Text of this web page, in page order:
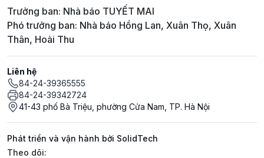
Trưởng ban: Nhà báo TUYẾT MAI
Phó trưởng ban: Nhà báo Hồng Lan, Xuân Thọ, Xuân
Thân, Hoài Thu
Liên hệ
84-24-39365555
84-24-39342724
41-43 phố Bà Triệu, phường Cửa Nam, TP. Hà Nội
Phát triển và vận hành bởi SolidTech
Mạng xã hội
Theo dõi: